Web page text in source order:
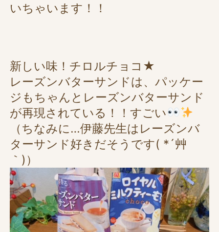
いちゃいます！！
新しい味！チロルチョコ★
レーズンバターサンドは、パッケー
ジもちゃんとレーズンバターサンド
が再現されている！！すごい
（ちなみに…伊藤先生はレーズンバ
ターサンド好きだそうです( *´艸
｀)）